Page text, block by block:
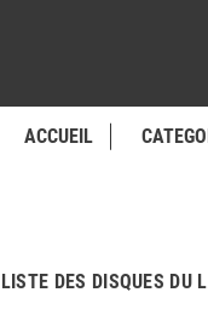
ACCUEIL
LISTE DES DISQUES DU